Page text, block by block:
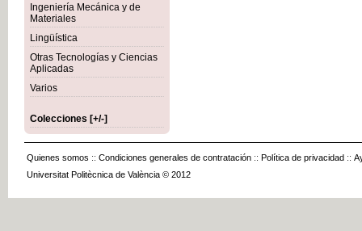
Ingeniería Mecánica y de
Materiales
Lingüística
Otras Tecnologías y Ciencias
Aplicadas
Varios
Colecciones [+/-]
Quienes somos :: Condiciones generales de contratación :: Política de privacidad ::
Universitat Politècnica de València © 2012